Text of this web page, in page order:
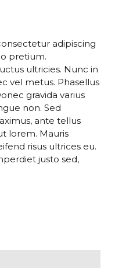
adipiscing
pretium.
ultricies. Nunc in
vel metus. Phasellus
gravida varius
non. Sed
ante tellus
lorem. Mauris
risus ultrices eu.
justo sed,